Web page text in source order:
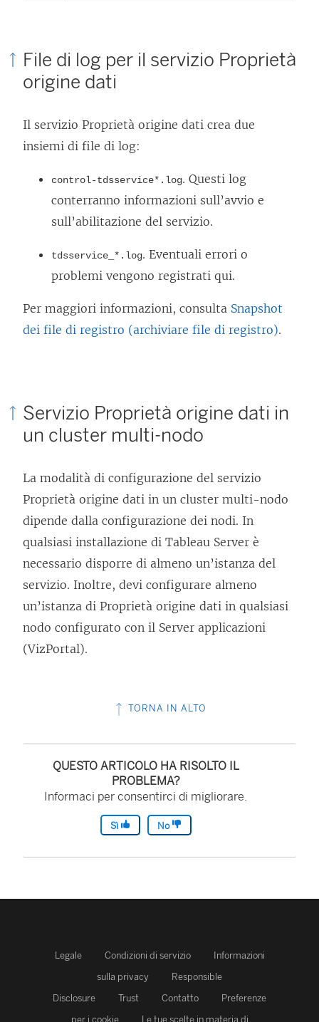
File di log per il servizio Proprietà
origine dati
Il servizio Proprietà origine dati crea due
insiemi di file di log:
control-tdsservice*.log. Questi log
conterranno informazioni sull’avvio e
sull’abilitazione del servizio.
tdsservice_*.log. Eventuali errori o
problemi vengono registrati qui.
Per maggiori informazioni, consulta Snapshot
dei file di registro (archiviare file di registro).
Servizio Proprietà origine dati in
un cluster multi-nodo
La modalità di configurazione del servizio
Proprietà origine dati in un cluster multi-nodo
dipende dalla configurazione dei nodi. In
qualsiasi installazione di Tableau Server è
necessario disporre di almeno un’istanza del
servizio. Inoltre, devi configurare almeno
un’istanza di Proprietà origine dati in qualsiasi
nodo configurato con il Server applicazioni
(VizPortal).
TORNA IN ALTO
QUESTO ARTICOLO HA RISOLTO IL
PROBLEMA?
Informaci per consentirci di migliorare.
Sì No
Legale Condizioni di servizio
Informazioni
sulla privacy
Responsible
Disclosure
Trust Contatto
Preferenze
per i cookie
Le tue scelte in materia di